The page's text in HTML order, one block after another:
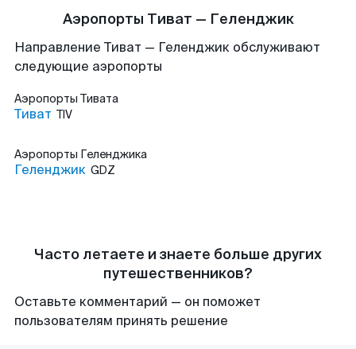
Аэропорты Тиват — Геленджик
Направление Тиват — Геленджик обслуживают
следующие аэропорты
Аэропорты Тивата
Тиват TIV
Аэропорты Геленджика
Геленджик GDZ
Часто летаете и знаете больше других
путешественников?
Оставьте комментарий — он поможет
пользователям принять решение